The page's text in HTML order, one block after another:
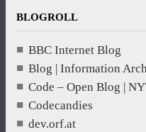
BLOGROLL
BBC Internet Blog
Blog | Information
Code – Open Blog |
Codecandies
dev.orf.at